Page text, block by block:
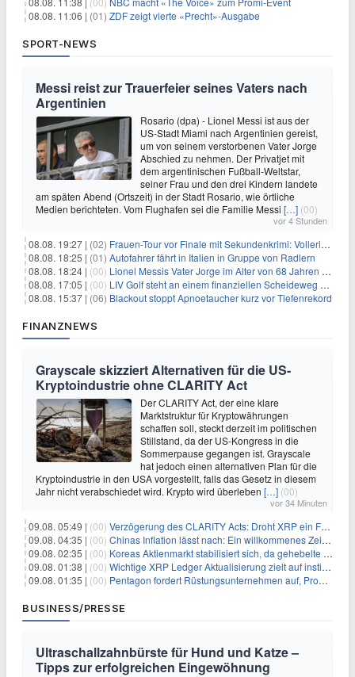
08.08. 11:06 | (01) ZDF zeigt vierte «Precht»-Ausgabe
SPORT-NEWS
Messi reist zur Trauerfeier seines Vaters nach
Argentinien
Rosario (dpa) - Lionel Messi ist aus der
US-Stadt Miami nach Argentinien gereist,
um von seinem verstorbenen Vater Jorge
Abschied zu nehmen. Der Privatjet mit
dem argentinischen Fußball-Weltstar,
seiner Frau und den drei Kindern landete
am späten Abend (Ortszeit) in der Stadt Rosario, wie örtliche
Medien berichteten. Vom Flughafen sei die Familie Messi […] (00)
vor 4 Stunden
08.08. 19:27 | (02) Frauen-Tour vor Finale mit Sekundenkrimi: Vollering in Gelb
08.08. 18:25 | (01) Autofahrer fährt in Italien in Gruppe von Radlern
08.08. 18:24 | (00) Lionel Messis Vater Jorge im Alter von 68 Jahren gestorben
08.08. 17:05 | (00) LIV Golf steht an einem finanziellen Scheideweg auf der Suche nach neuen Investitionen
08.08. 15:37 | (06) Blackout stoppt Apnoetaucher kurz vor Tiefenrekord
FINANZNEWS
Grayscale skizziert Alternativen für die US-
Kryptoindustrie ohne CLARITY Act
Der CLARITY Act, der eine klare
Marktstruktur für Kryptowährungen
schaffen soll, steckt derzeit im politischen
Stillstand, da der US-Kongress in die
Sommerpause gegangen ist. Grayscale
hat jedoch einen alternativen Plan für die
Kryptoindustrie in den USA vorgestellt, falls das Gesetz in diesem
Jahr nicht verabschiedet wird. Krypto wird überleben […] (00)
vor 34 Minuten
09.08. 05:49 | (00) Verzögerung des CLARITY Acts: Droht XRP ein Fall unter die $1-Marke?
09.08. 04:35 | (00) Chinas Inflation lässt nach: Ein willkommenes Zeichen für Investoren angesichts der Folgen des Öl-Schocks
09.08. 02:35 | (00) Koreas Aktienmarkt stabilisiert sich, da gehebelte Positionen abgebaut werden
09.08. 01:38 | (00) Wichtige XRP Ledger Aktualisierung zielt auf institutionelle Akzeptanz ab
09.08. 01:35 | (00) Pentagon fordert Rüstungsunternehmen auf, Produktion angesichts eskalierender globaler Spannungen zu steigern
BUSINESS/PRESSE
Ultraschallzahnbürste für Hund und Katze –
Tipps zur erfolgreichen Eingewöhnung